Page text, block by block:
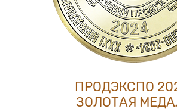
ПРОДЭКСПО
ЗОЛОТАЯ